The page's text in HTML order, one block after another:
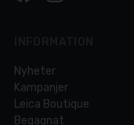
Nyheter
Kampanjer
Leica Boutique
Begagnat